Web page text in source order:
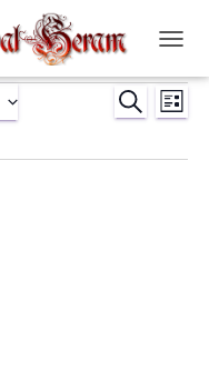
LA
et
LISTE